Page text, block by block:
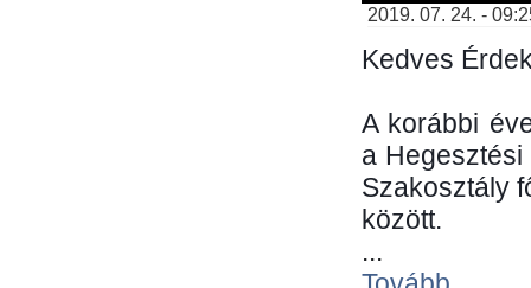
2019. 07. 24. -
Kedves
A korábbi
a
Szakosztály
között.
...